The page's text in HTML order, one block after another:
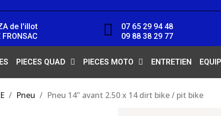
de l'illot
07 65 29 94 48
09 88 38 29 77
PIECES QUAD PIECES MOTO ENTRETIEN
Pneu Pneu 14" avant 2.50 x 14 dirt bike / pit bike